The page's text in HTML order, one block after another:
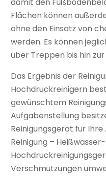
Flächen können
ohne den Einsatz von
werden. Es können
über Treppen bis hin
Das Ergebnis der
Hochdruckreinigern
gewünschtem
Aufgabenstellung
Reinigungsgerät für
Reinigung –
Verschmutzungen